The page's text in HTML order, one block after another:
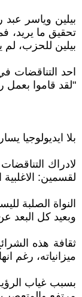
بيلين وياسر
تحقيق ما يريد،
بيلين للحزب،
"لقد قاموا
بلا ايديولوجيا
لادراك
لقسمين:
النواة الصلبة
وبعيد كل البعد
ميزانياته، رغم
بسبب غياب